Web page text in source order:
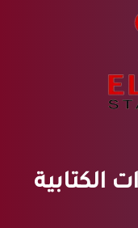
الكتابية